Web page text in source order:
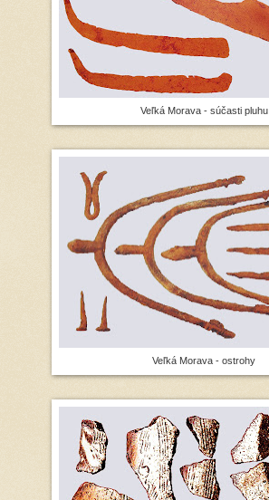
Veľká Morava - súčasti pluhu
Veľká Morava - ostrohy